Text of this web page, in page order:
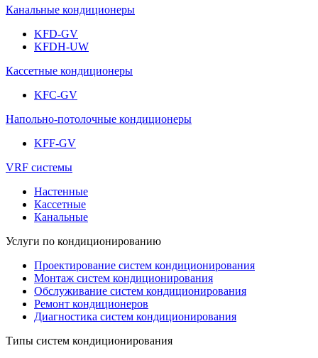
Канальные кондиционеры
KFD-GV
KFDH-UW
Кассетные кондиционеры
KFC-GV
Напольно-потолочные кондиционеры
KFF-GV
VRF системы
Настенные
Кассетные
Канальные
Услуги по кондиционированию
Проектирование систем кондиционирования
Монтаж систем кондиционирования
Обслуживание систем кондиционирования
Ремонт кондиционеров
Диагностика систем кондиционирования
Типы систем кондиционирования